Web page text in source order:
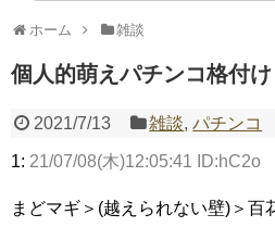
AngelBeats!とかいうクソア
ホーム 雑談
個人的萌えパチンコ格付け
2021/7/13 雑談,パチンコ
1: 21/07/08(木)12:05:41 ID:hC2o
まどマギ＞(越えられない壁)＞百